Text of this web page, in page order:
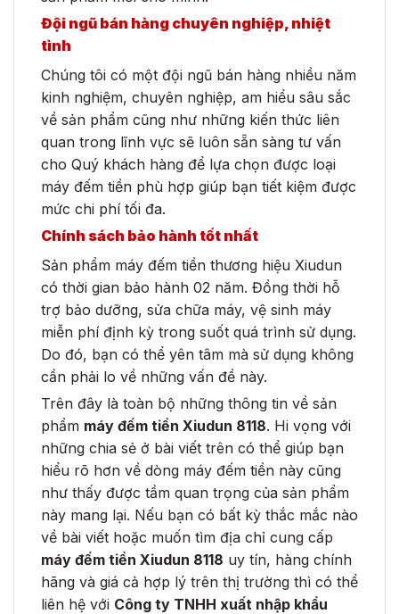
Đội ngũ bán hàng chuyên nghiệp, nhiệt
tình
Chúng tôi có một đội ngũ bán hàng nhiều năm
kinh nghiệm, chuyên nghiệp, am hiểu sâu sắc
về sản phẩm cũng như những kiến thức liên
quan trong lĩnh vực sẽ luôn sẵn sàng tư vấn
cho Quý khách hàng để lựa chọn được loại
máy đếm tiền phù hợp giúp bạn tiết kiệm được
mức chi phí tối đa.
Chính sách bảo hành tốt nhất
Sản phẩm máy đếm tiền thương hiệu Xiudun
có thời gian bảo hành 02 năm. Đồng thời hỗ
trợ bảo dưỡng, sửa chữa máy, vệ sinh máy
miễn phí định kỳ trong suốt quá trình sử dụng.
Do đó, bạn có thể yên tâm mà sử dụng không
cần phải lo về những vấn đề này.
Trên đây là toàn bộ những thông tin về sản
phẩm máy đếm tiền Xiudun 8118. Hi vọng với
những chia sẻ ở bài viết trên có thể giúp bạn
hiểu rõ hơn về dòng máy đếm tiền này cũng
như thấy được tầm quan trọng của sản phẩm
này mang lại. Nếu bạn có bất kỳ thắc mắc nào
về bài viết hoặc muốn tìm địa chỉ cung cấp
máy đếm tiền Xiudun 8118 uy tín, hàng chính
hãng và giá cả hợp lý trên thị trường thì có thể
liên hệ với Công ty TNHH xuất nhập khẩu